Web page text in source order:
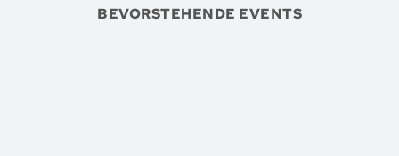
BEVORSTEHENDE EVENTS